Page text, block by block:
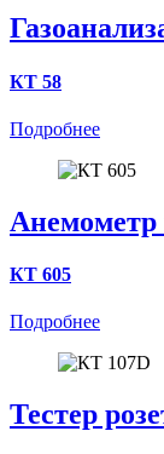
КТ 58
Подробнее
КТ 605
Подробнее
Тестер